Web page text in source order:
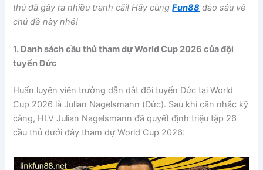
thủ đã gây ra nhiều tranh cãi! Hãy cùngFun88 đào sâu về
chủ đề này nhé!
1. Danh sách cầu thủ tham dự World Cup 2026 của đội
tuyển Đức
Huấn luyện viên trưởng dẫn dắt đội tuyển Đức tại World
Cup 2026 là Julian Nagelsmann (Đức). Sau khi cân nhắc kỹ
càng, HLV Julian Nagelsmann đã quyết định triệu tập 26
cầu thủ dưới đây tham dự World Cup 2026: